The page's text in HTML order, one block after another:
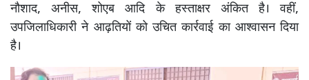
नौशाद, अनीस, शोएब आदि के हस्ताक्षर अंकित है। वहीं,
उपजिलाधिकारी ने आढ़तियों को उचित कार्रवाई का आश्वासन दिया
है।